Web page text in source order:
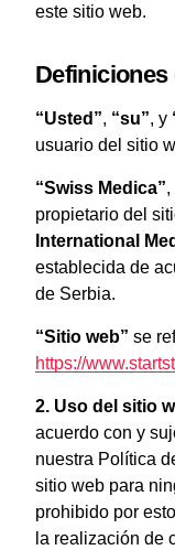
este sitio web.
Definiciones
“Usted”, “su”, y
usuario del sitio
“Swiss Medica”,
propietario del
International
establecida de
de Serbia.
“Sitio web” se
https://
2. Uso del sitio
acuerdo con y
nuestra Política
sitio web para
prohibido por
la realización de